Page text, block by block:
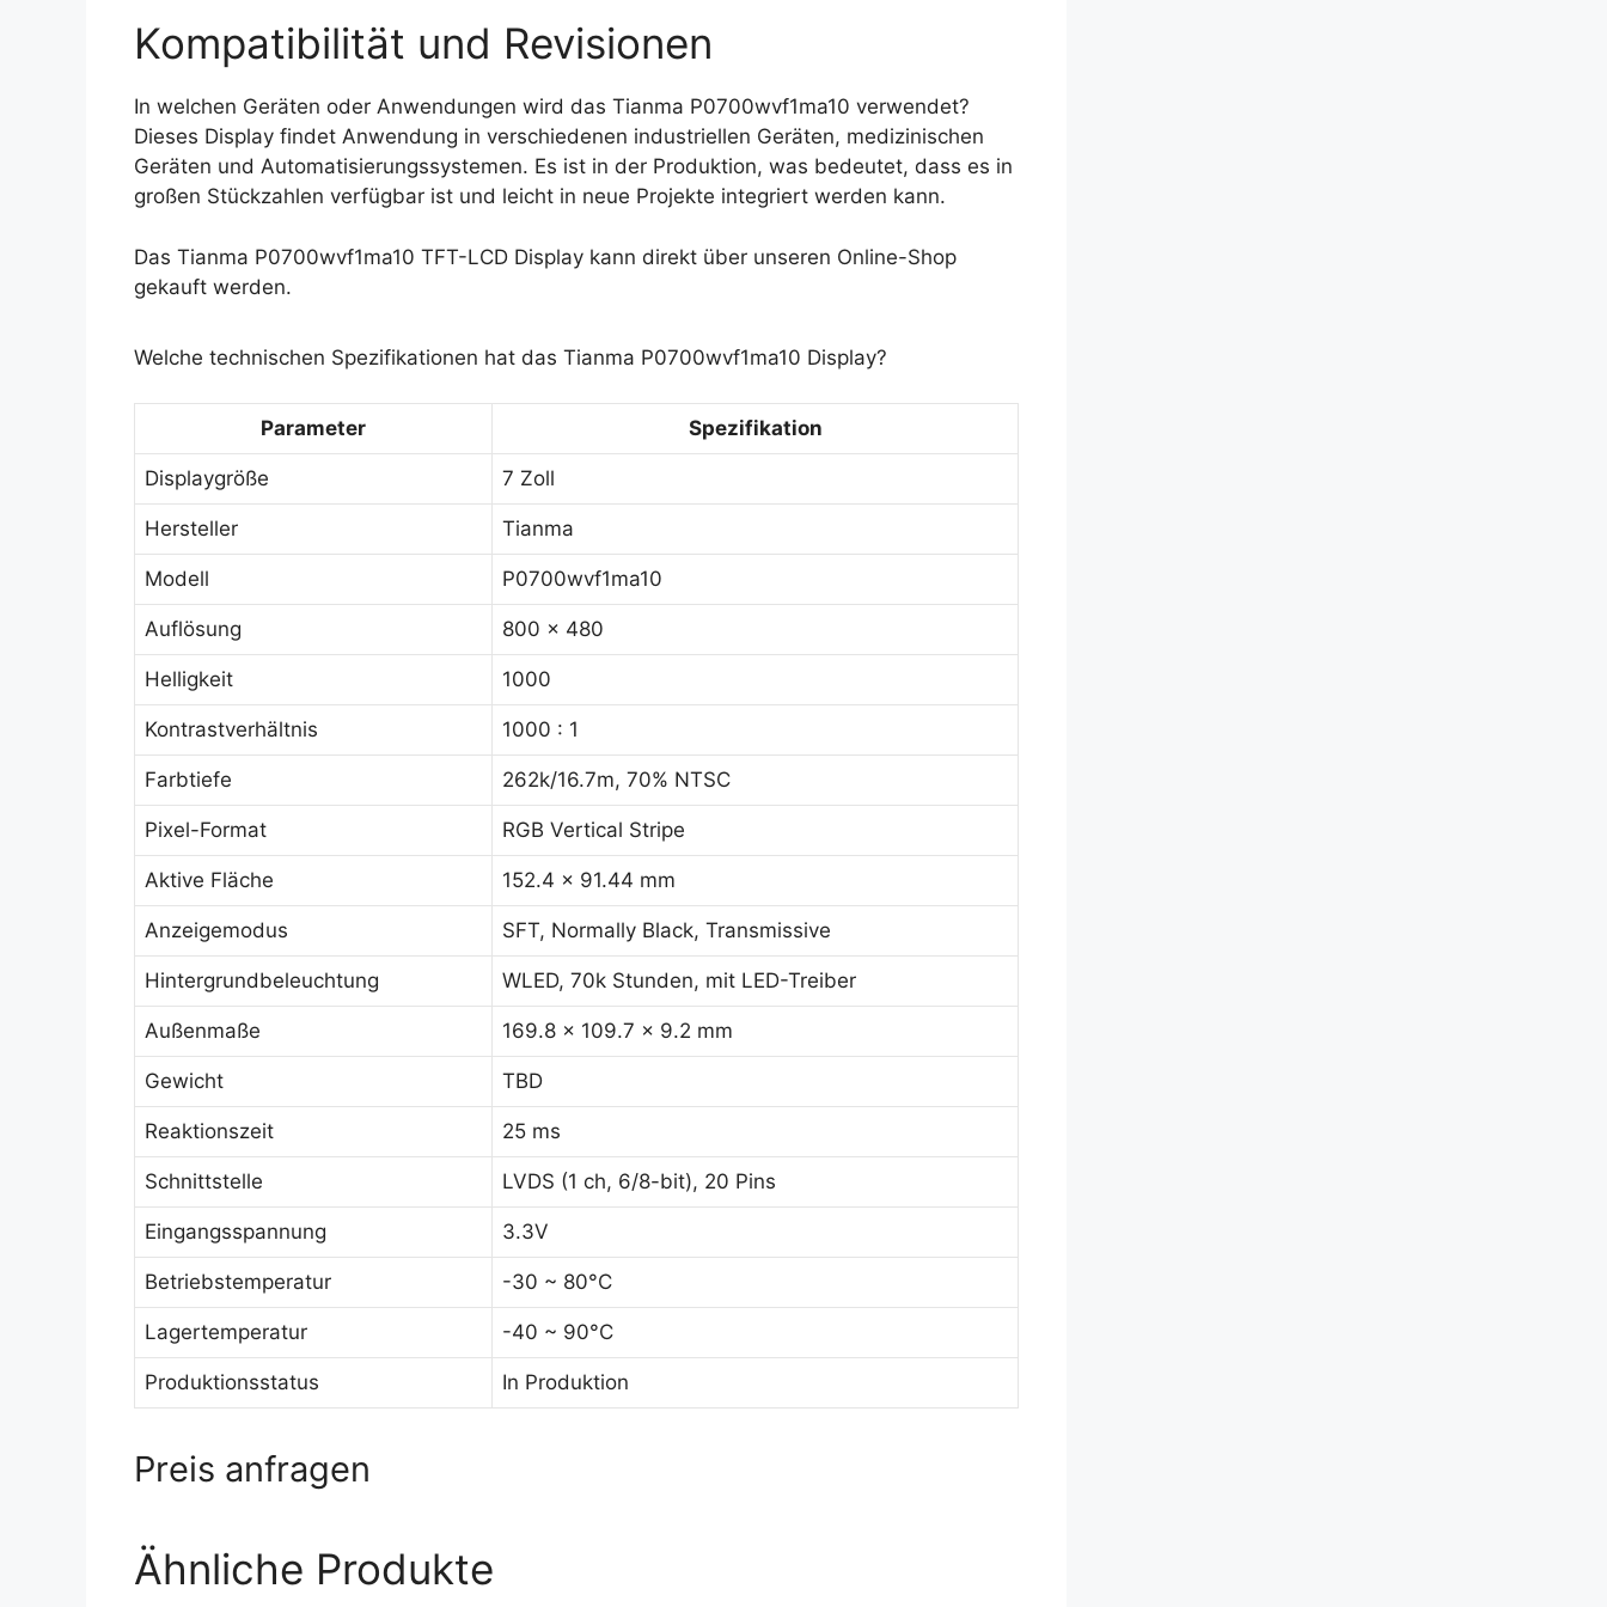
Kompatibilität und Revisionen
In welchen Geräten oder Anwendungen wird das Tianma P0700wvf1ma10 verwendet?
Dieses Display findet Anwendung in verschiedenen industriellen Geräten, medizinischen
Geräten und Automatisierungssystemen. Es ist in der Produktion, was bedeutet, dass es in
großen Stückzahlen verfügbar ist und leicht in neue Projekte integriert werden kann.
Das Tianma P0700wvf1ma10 TFT-LCD Display kann direkt über unseren Online-Shop
gekauft werden.
Welche technischen Spezifikationen hat das Tianma P0700wvf1ma10 Display?
Parameter Spezifikation
Displaygröße 7 Zoll
Hersteller Tianma
Modell P0700wvf1ma10
Auflösung 800 x 480
Helligkeit 1000
Kontrastverhältnis 1000 : 1
Farbtiefe 262k/16.7m, 70% NTSC
Pixel-Format RGB Vertical Stripe
Aktive Fläche 152.4 x 91.44 mm
Anzeigemodus SFT, Normally Black, Transmissive
Hintergrundbeleuchtung WLED, 70k Stunden, mit LED-Treiber
Außenmaße 169.8 x 109.7 x 9.2 mm
Gewicht TBD
Reaktionszeit 25 ms
Schnittstelle LVDS (1 ch, 6/8-bit), 20 Pins
Eingangsspannung 3.3V
Betriebstemperatur -30 ~ 80°C
Lagertemperatur -40 ~ 90°C
Produktionsstatus In Produktion
Preis anfragen
Ähnliche Produkte